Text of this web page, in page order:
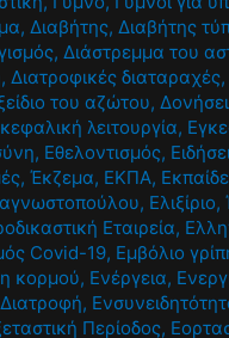
, Διαβήτης, Διαβήτης
, Διάστρεμμα του
, Διατροφικές διαταραχές,
του αζώτου,
λειτουργία,
, Εθελοντισμός,
,Έκζεμα, ΕΚΠΑ,
, Ελιξίριο,
Εταιρεία,
Covid-19, Εμβόλιο
κορμού, Ενέργεια,
,
Περίοδος,